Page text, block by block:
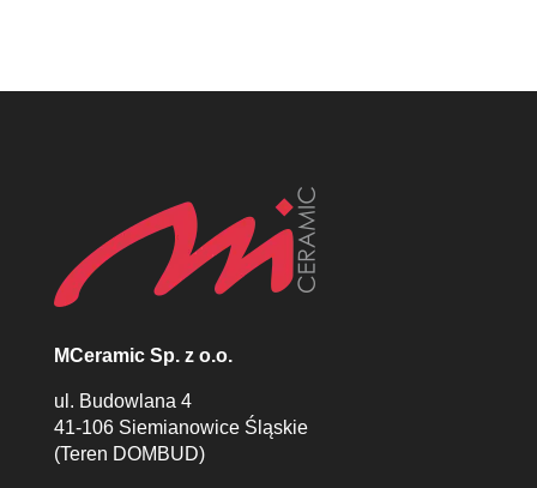
MCeramic Sp. z o.o.
ul. Budowlana 4
41-106 Siemianowice Śląskie
(Teren DOMBUD)